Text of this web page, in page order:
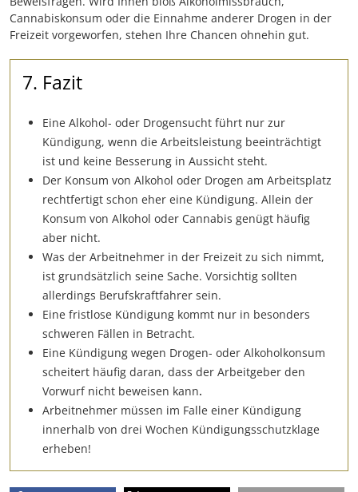
Cannabiskonsum oder die Einnahme anderer Drogen in der
Freizeit vorgeworfen, stehen Ihre Chancen ohnehin gut.
7. Fazit
Eine Alkohol- oder Drogensucht führt nur zur
Kündigung, wenn die Arbeitsleistung beeinträchtigt
ist und keine Besserung in Aussicht steht.
Der Konsum von Alkohol oder Drogen am Arbeitsplatz
rechtfertigt schon eher eine Kündigung. Allein der
Konsum von Alkohol oder Cannabis genügt häufig
aber nicht.
Was der Arbeitnehmer in der Freizeit zu sich nimmt,
ist grundsätzlich seine Sache. Vorsichtig sollten
allerdings Berufskraftfahrer sein.
Eine fristlose Kündigung kommt nur in besonders
schweren Fällen in Betracht.
Eine Kündigung wegen Drogen- oder Alkoholkonsum
scheitert häufig daran, dass der Arbeitgeber den
Vorwurf nicht beweisen kann.
Arbeitnehmer müssen im Falle einer Kündigung
innerhalb von drei Wochen Kündigungsschutzklage
erheben!